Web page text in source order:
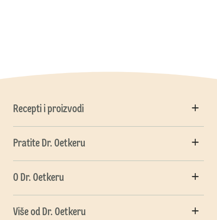
Recepti i proizvodi
Pratite Dr. Oetkeru
O Dr. Oetkeru
Više od Dr. Oetkeru